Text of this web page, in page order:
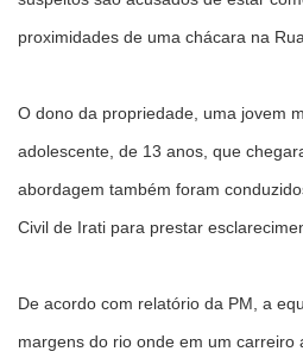
proximidades de uma chácara na
O dono da propriedade, uma jovem
adolescente, de 13 anos, que
abordagem também foram
Civil de Irati para prestar
De acordo com relatório da PM, a
margens do rio onde em um carreiro